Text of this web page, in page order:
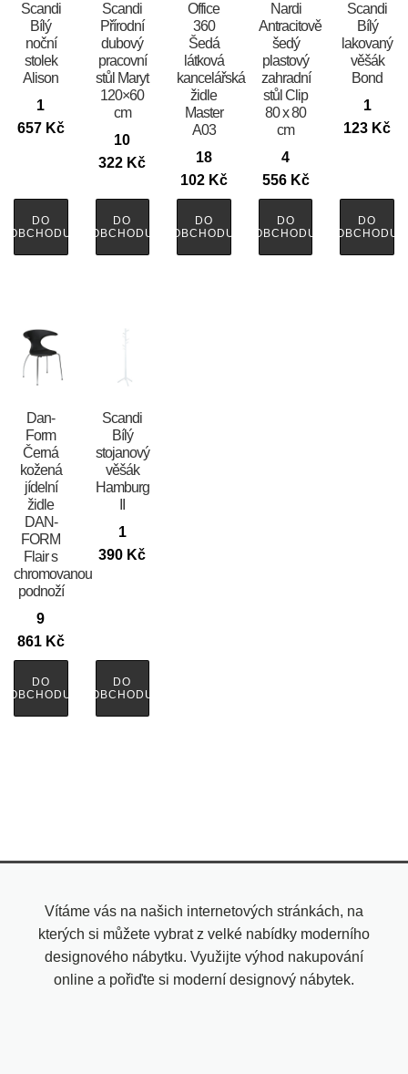
Scandi
Bílý
noční
stolek
Alison
1
657 Kč
DO
OBCHODU
Scandi
Přírodní
dubový
pracovní
stůl Maryt
120×60
cm
10
322 Kč
DO
OBCHODU
Office
360
Šedá
látková
kancelářská
židle
Master
A03
18
102 Kč
DO
OBCHODU
Nardi
Antracitově
šedý
plastový
zahradní
stůl Clip
80 x 80
cm
4
556 Kč
DO
OBCHODU
Scandi
Bílý
lakovaný
věšák
Bond
1
123 Kč
DO
OBCHODU
​​​​​Dan-
Form
Černá
kožená
jídelní
židle
DAN-
FORM
Flair s
chromovanou
podnoží
9
861 Kč
DO
OBCHODU
Scandi
Bílý
stojanový
věšák
Hamburg
1
390 Kč
DO
OBCHODU
Vítáme vás na našich internetových stránkách, na
kterých si můžete vybrat z velké nabídky moderního
designového nábytku. Využijte výhod nakupování
online a pořiďte si moderní designový nábytek.